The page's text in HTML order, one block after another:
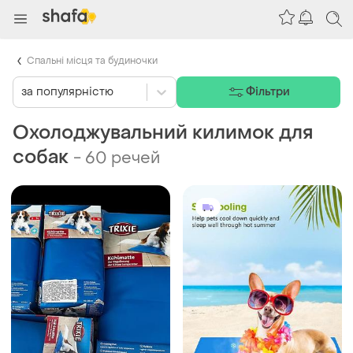
Охолоджувальний килимок для
собак - 60 речей
за популярністю Фільтри
Спальні місця та будиночки